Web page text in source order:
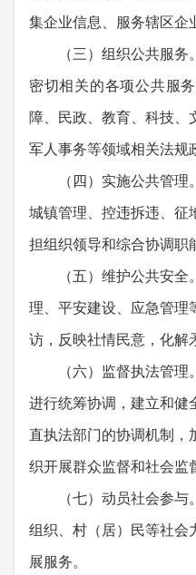
集企业信息、服务辖区企
（三）组织公共服务
密切相关的各项公共服
障、民政、教育、科技、
军人事务等领域相关法规
（四）实施公共管理。
城镇管理、控违拆违、征
担组织领导和综合协调职
（五）维护公共安全
理、平安建设、应急管理
访，反映社情民意，化解
（六）监督执法管理
进行统筹协调，建立和健
直执法部门的协调机制，
织开展群众监督和社会监
（七）动员社会参与
组织、村（居）民等社会
展服务。